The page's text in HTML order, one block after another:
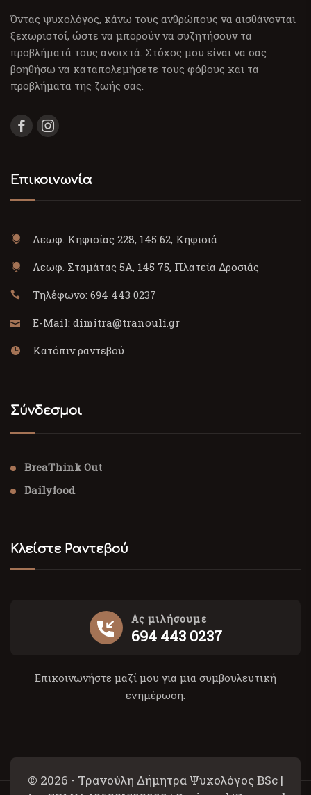
Όντας ψυχολόγος, κάνω τους ανθρώπους να αισθάνονται
ξεχωριστοί, ώστε να μπορούν να συζητήσουν τα
προβλήματά τους ανοιχτά. Στόχος μου είναι να σας
βοηθήσω να καταπολεμήσετε τους φόβους και τα
προβλήματα της ζωής σας.
Επικοινωνία
Λεωφ. Κηφισίας 228, 145 62, Κηφισιά
Λεωφ. Σταμάτας 5Α, 145 75, Πλατεία Δροσιάς
Τηλέφωνο: 694 443 0237
E-Mail: dimitra@tranouli.gr
Κατόπιν ραντεβού
Σύνδεσμοι
BreaThink Out
Dailyfood
Κλείστε Ραντεβού
Ας μιλήσουμε
694 443 0237
Επικοινωνήστε μαζί μου για μια συμβουλευτική
ενημέρωση.
© 2026 - Τρανούλη Δήμητρα Ψυχολόγος BSc |